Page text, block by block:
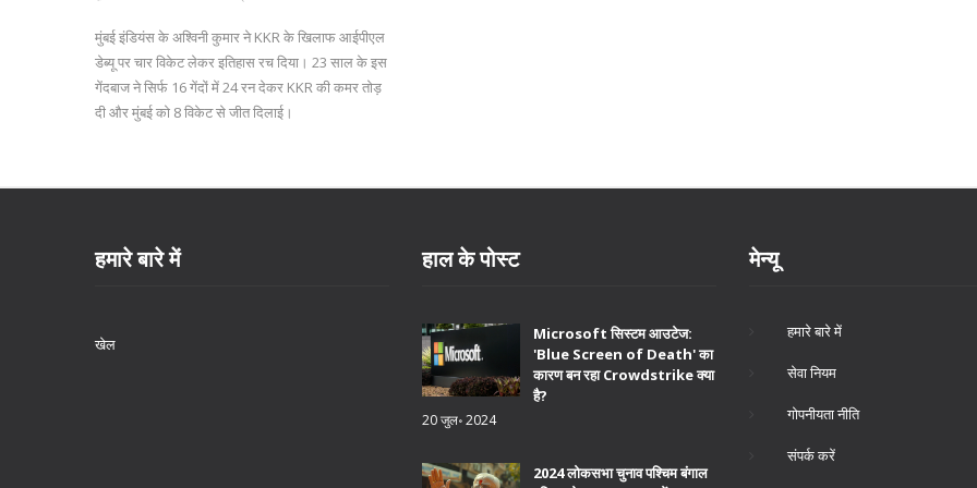
मुंबई इंडियंस के अश्विनी कुमार ने KKR के खिलाफ आईपीएल
डेब्यू पर चार विकेट लेकर इतिहास रच दिया। 23 साल के इस
गेंदबाज ने सिर्फ 16 गेंदों में 24 रन देकर KKR की कमर तोड़
दी और मुंबई को 8 विकेट से जीत दिलाई।
हमारे बारे में
खेल
हाल के पोस्ट
Microsoft सिस्टम आउटेज:
'Blue Screen of Death' का
कारण बन रहा Crowdstrike क्या
है?
20 जुल॰ 2024
2024 लोकसभा चुनाव पश्चिम बंगाल
मेन्यू
हमारे बारे में
सेवा नियम
गोपनीयता नीति
संपर्क करें